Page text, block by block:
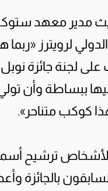
مدير معهد
لرويترز
على لجنة جائزة
ببساطة وأن
كوكب متناحر».
ترشيح
بالجائزة